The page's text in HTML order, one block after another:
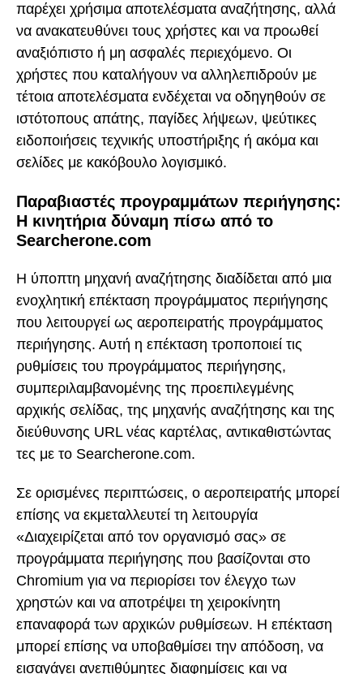
παρέχει χρήσιμα αποτελέσματα αναζήτησης, αλλά
να ανακατευθύνει τους χρήστες και να προωθεί
αναξιόπιστο ή μη ασφαλές περιεχόμενο. Οι
χρήστες που καταλήγουν να αλληλεπιδρούν με
τέτοια αποτελέσματα ενδέχεται να οδηγηθούν σε
ιστότοπους απάτης, παγίδες λήψεων, ψεύτικες
ειδοποιήσεις τεχνικής υποστήριξης ή ακόμα και
σελίδες με κακόβουλο λογισμικό.
Παραβιαστές προγραμμάτων περιήγησης:
Η κινητήρια δύναμη πίσω από το
Searcherone.com
Η ύποπτη μηχανή αναζήτησης διαδίδεται από μια
ενοχλητική επέκταση προγράμματος περιήγησης
που λειτουργεί ως αεροπειρατής προγράμματος
περιήγησης. Αυτή η επέκταση τροποποιεί τις
ρυθμίσεις του προγράμματος περιήγησης,
συμπεριλαμβανομένης της προεπιλεγμένης
αρχικής σελίδας, της μηχανής αναζήτησης και της
διεύθυνσης URL νέας καρτέλας, αντικαθιστώντας
τες με το Searcherone.com.
Σε ορισμένες περιπτώσεις, ο αεροπειρατής μπορεί
επίσης να εκμεταλλευτεί τη λειτουργία
«Διαχειρίζεται από τον οργανισμό σας» σε
προγράμματα περιήγησης που βασίζονται στο
Chromium για να περιορίσει τον έλεγχο των
χρηστών και να αποτρέψει τη χειροκίνητη
επαναφορά των αρχικών ρυθμίσεων. Η επέκταση
μπορεί επίσης να υποβαθμίσει την απόδοση, να
εισαγάγει ανεπιθύμητες διαφημίσεις και να